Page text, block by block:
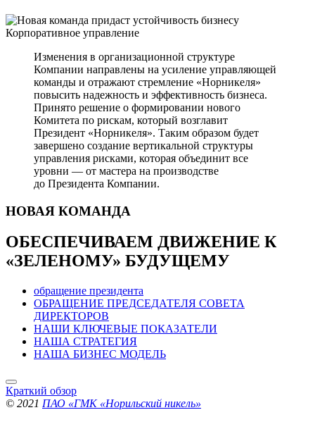
Корпоративное управление
Изменения в организационной структуре
Компании направлены на усиление управляющей
команды и отражают стремление «Норникеля»
повысить надежность и эффективность бизнеса.
Принято решение о формировании нового
Комитета по рискам, который возглавит
Президент «Норникеля». Таким образом будет
завершено создание вертикальной структуры
управления рисками, которая объединит все
уровни — от мастера на производстве
до Президента Компании.
НОВАЯ КОМАНДА
ОБЕСПЕЧИВАЕМ ДВИЖЕНИЕ К
«ЗЕЛЕНОМУ» БУДУЩЕМУ
обращение президента
ОБРАЩЕНИЕ ПРЕДСЕДАТЕЛЯ СОВЕТА
ДИРЕКТОРОВ
НАШИ КЛЮЧЕВЫЕ ПОКАЗАТЕЛИ
НАША СТРАТЕГИЯ
НАША БИЗНЕС МОДЕЛЬ
Краткий обзор
© 2021 ПАО «ГМК «Норильский никель»